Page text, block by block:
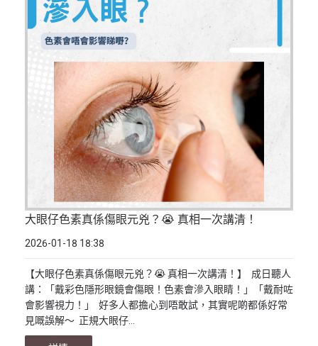
大眼仔色素真係傷眼元兇？😭 真相一次講清！
2026-01-18 18:38
【大眼仔色素真係傷眼元兇？😭 真相一次講清！】 成日聽人
講：「戴彩色隱形眼鏡會傷眼！色素會滲入眼睛！」「戴耐咗
會影響視力！」 好多人都擔心到唔敢試，其實呢啲都係好常
見嘅誤解～ 正規大眼仔...